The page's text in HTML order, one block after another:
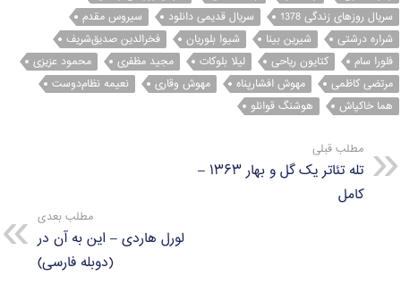
سریال روزهای زندگی 1378
سریال قدیمی دانلود
سیروس مقدم
شراره درشتی
شیرین بینا شیوا بلوریان
فخرالدین صدیق‌شریف
فلورا سام
کتایون ریاحی لیلا بلوکات مجید مظفری
محمود عزیزی
مرتضی کاظمی
مهوش افشارپناه مهوش وقاری
نعیمه نظام‌دوست
هما خاکپاش
هوشنگ قوانلو
مطلب قبلی
تله تئاتر یک گل و بهار ۱۳۶۳ –
کامل
مطلب بعدی
لورل هاردی – این به آن در
(دوبله فارسی)